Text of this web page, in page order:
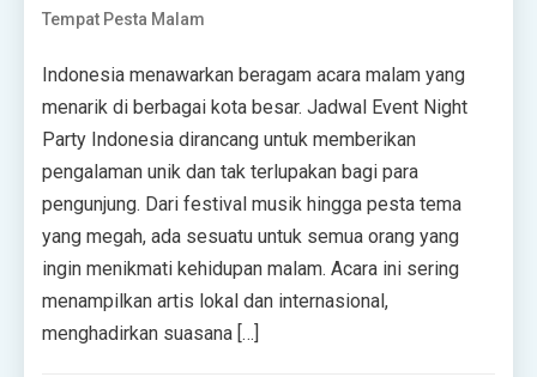
Tempat Pesta Malam
Indonesia menawarkan beragam acara malam yang
menarik di berbagai kota besar. Jadwal Event Night
Party Indonesia dirancang untuk memberikan
pengalaman unik dan tak terlupakan bagi para
pengunjung. Dari festival musik hingga pesta tema
yang megah, ada sesuatu untuk semua orang yang
ingin menikmati kehidupan malam. Acara ini sering
menampilkan artis lokal dan internasional,
menghadirkan suasana […]